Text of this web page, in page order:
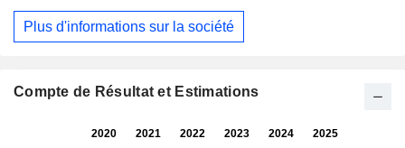
Plus d'informations sur la société
Compte de Résultat et Estimations